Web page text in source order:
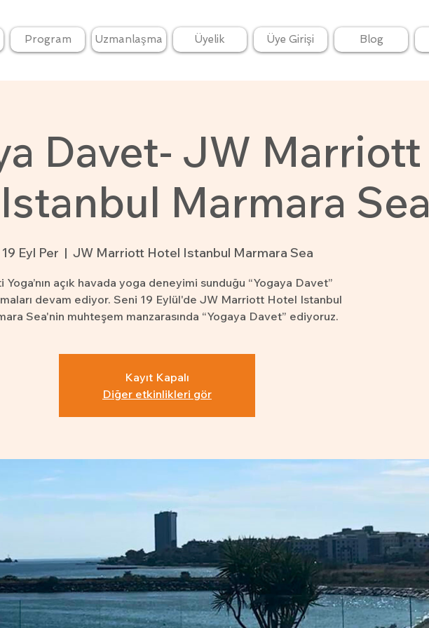
Program Uzmanlaşma Üyelik Üye Girişi Blog
Davet- JW Marriott
Marmara Sea
19 Eyl Per
  |
JW Marriott Hotel Istanbul Marmara Sea
Yoga’nın açık havada yoga deneyimi sunduğu “Yogaya Davet”
devam ediyor. Seni 19 Eylül'de JW Marriott Hotel Istanbul
Sea'nin muhteşem manzarasında “Yogaya Davet” ediyoruz.
Kayıt Kapalı
Diğer etkinlikleri gör